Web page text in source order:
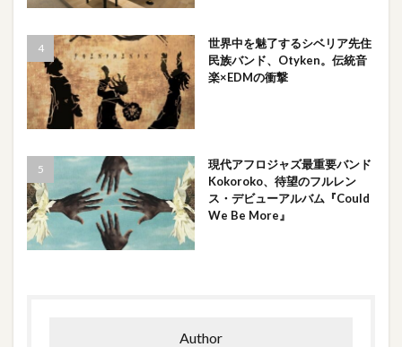
世界中を魅了するシベリア先住
民族バンド、Otyken。伝統音
楽×EDMの衝撃
現代アフロジャズ最重要バンド
Kokoroko、待望のフルレン
ス・デビューアルバム『Could
We Be More』
Author